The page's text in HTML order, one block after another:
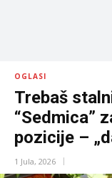
OGLASI
Trebaš
“Sedmica”
pozicije –
1 Jula, 2026